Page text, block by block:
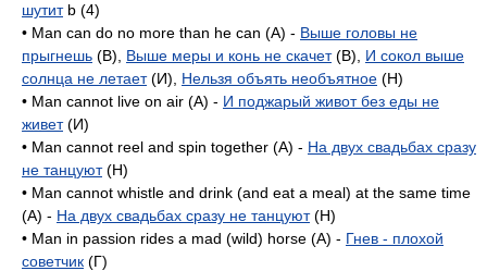
шутитb (4)
• Man can do no more than he can (A) - Выше головы не
прыгнешь (B), Выше меры и конь не скачет(B), И сокол выше
солнца не летает(И), Нельзя объять необъятное (H)
• Man cannot live on air (A) - И поджарый живот без еды не
живет(И)
• Man cannot reel and spin together (A) - На двух свадьбах сразу
не танцуют(H)
• Man cannot whistle and drink (and eat a meal) at the same time
(A) - На двух свадьбах сразу не танцуют(H)
• Man in passion rides a mad (wild) horse (A) - Гнев - плохой
советчик (Г)